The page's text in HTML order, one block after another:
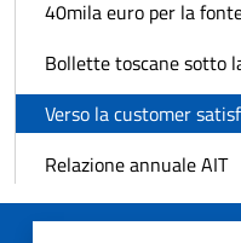
40mila euro per la
Bollette toscane sotto
Verso la customer
Relazione annuale AIT